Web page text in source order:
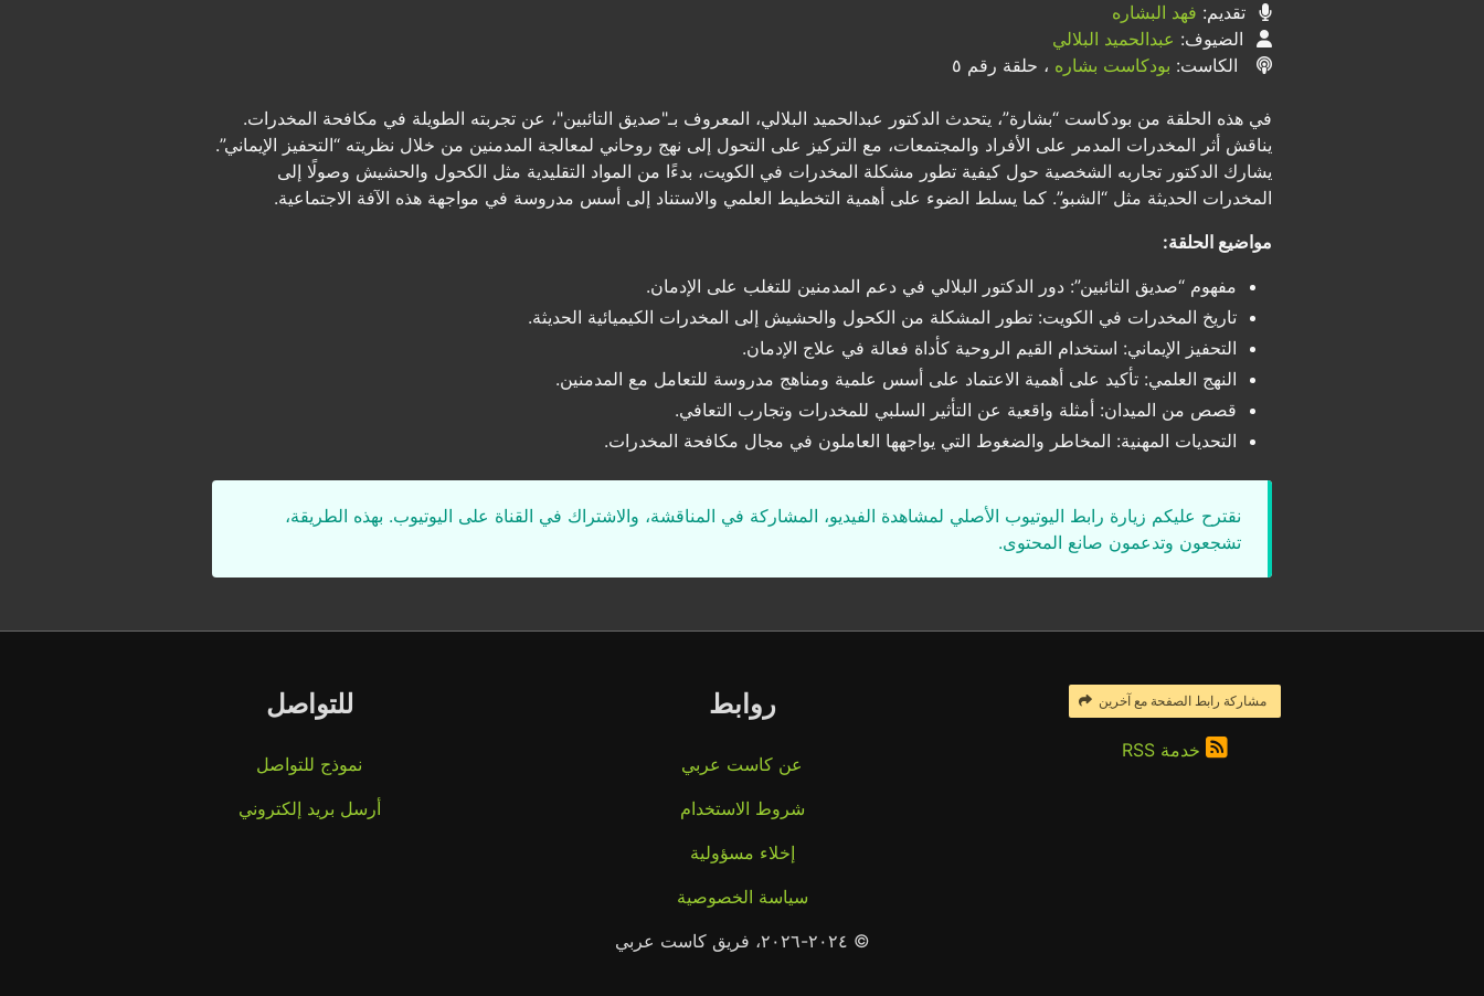
تقديم: فهد البشاره
الضيوف: عبدالحميد البلالي
الكاست: بودكاست بشاره ، حلقة رقم ٥
في هذه الحلقة من بودكاست “بشارة”، يتحدث الدكتور عبدالحميد البلالي، المعروف بـ"صديق التائبين"، عن تجربته الطويلة في مكافحة المخدرات.
يناقش أثر المخدرات المدمر على الأفراد والمجتمعات، مع التركيز على التحول إلى نهج روحاني لمعالجة المدمنين من خلال نظريته “التحفيز الإيماني”.
يشارك الدكتور تجاربه الشخصية حول كيفية تطور مشكلة المخدرات في الكويت، بدءًا من المواد التقليدية مثل الكحول والحشيش وصولًا إلى
المخدرات الحديثة مثل “الشبو”. كما يسلط الضوء على أهمية التخطيط العلمي والاستناد إلى أسس مدروسة في مواجهة هذه الآفة الاجتماعية.
مواضيع الحلقة:
مفهوم “صديق التائبين”: دور الدكتور البلالي في دعم المدمنين للتغلب على الإدمان.
تاريخ المخدرات في الكويت: تطور المشكلة من الكحول والحشيش إلى المخدرات الكيميائية الحديثة.
التحفيز الإيماني: استخدام القيم الروحية كأداة فعالة في علاج الإدمان.
النهج العلمي: تأكيد على أهمية الاعتماد على أسس علمية ومناهج مدروسة للتعامل مع المدمنين.
قصص من الميدان: أمثلة واقعية عن التأثير السلبي للمخدرات وتجارب التعافي.
التحديات المهنية: المخاطر والضغوط التي يواجهها العاملون في مجال مكافحة المخدرات.
نقترح عليكم زيارة رابط اليوتيوب الأصلي لمشاهدة الفيديو، المشاركة في المناقشة، والاشتراك في القناة على اليوتيوب. بهذه الطريقة،
تشجعون وتدعمون صانع المحتوى.
مشاركة رابط الصفحة مع آخرين
خدمة RSS
روابط
عن كاست عربي
شروط الاستخدام
إخلاء مسؤولية
سياسة الخصوصية
للتواصل
نموذج للتواصل
أرسل بريد إلكتروني
© ٢٠٢٤-٢٠٢٦، فريق كاست عربي